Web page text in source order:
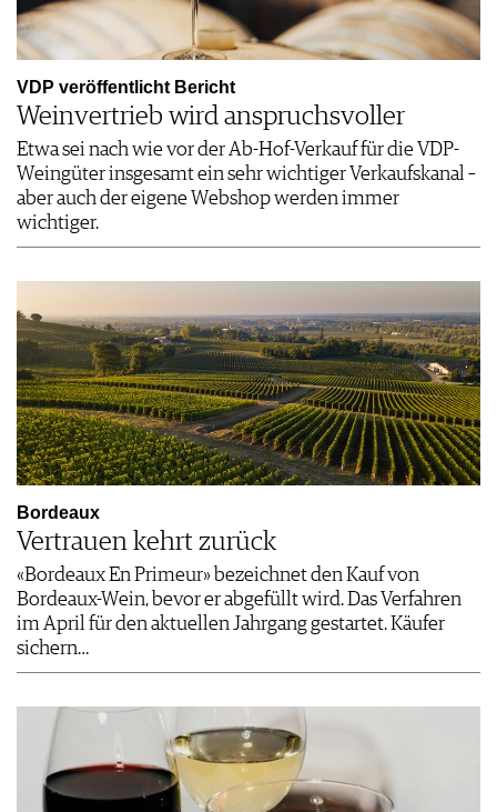
VDP veröffentlicht Bericht
Weinvertrieb wird anspruchsvoller
Etwa sei nach wie vor der Ab-Hof-Verkauf für die VDP-
Weingüter insgesamt ein sehr wichtiger Verkaufskanal –
aber auch der eigene Webshop werden immer
wichtiger.
Bordeaux
Vertrauen kehrt zurück
«Bordeaux En Primeur» bezeichnet den Kauf von
Bordeaux-Wein, bevor er abgefüllt wird. Das Verfahren
im April für den aktuellen Jahrgang gestartet. Käufer
sichern…